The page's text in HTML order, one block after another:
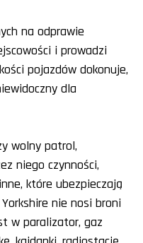
na odprawie
i prowadzi
pojazdów dokonuje,
dla
wolny patrol,
niego czynności,
które ubezpieczają
nie nosi broni
w paralizator, gaz